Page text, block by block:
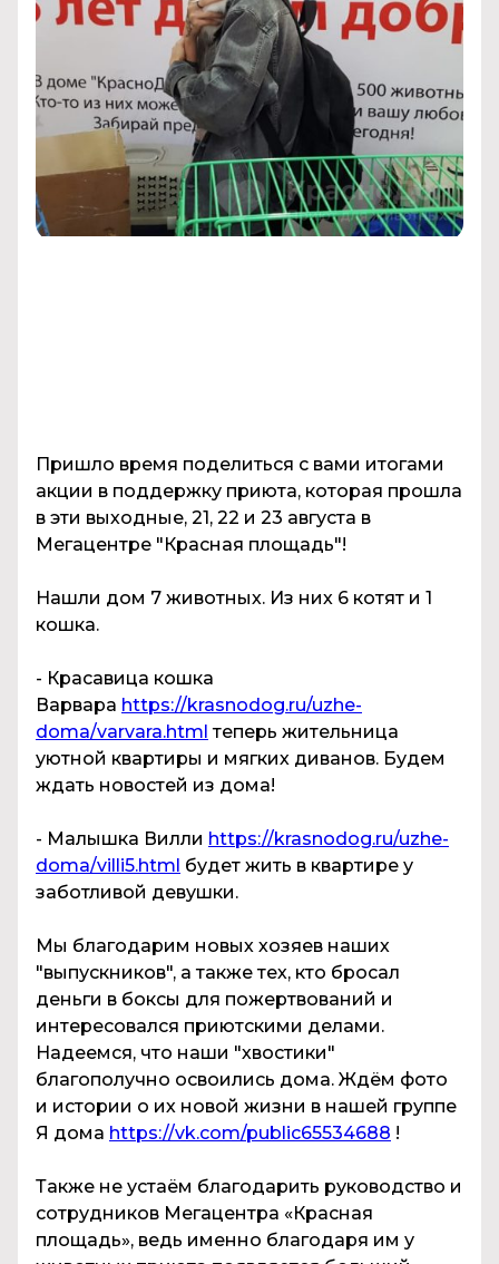
Пришло время поделиться с вами итогами
акции в поддержку приюта, которая прошла
в эти выходные, 21, 22 и 23 августа в
Мегацентре "Красная площадь"!
Нашли дом 7 животных. Из них 6 котят и 1
кошка.
- Красавица кошка
Варвара https://krasnodog.ru/uzhe-
doma/varvara.html теперь жительница
уютной квартиры и мягких диванов. Будем
ждать новостей из дома!
- Малышка Вилли https://krasnodog.ru/uzhe-
doma/villi5.html будет жить в квартире у
заботливой девушки.
Мы благодарим новых хозяев наших
"выпускников", а также тех, кто бросал
деньги в боксы для пожертвований и
интересовался приютскими делами.
Надеемся, что наши "хвостики"
благополучно освоились дома. Ждём фото
и истории о их новой жизни в нашей группе
Я дома https://vk.com/public65534688 !
Также не устаём благодарить руководство и
сотрудников Мегацентра «Красная
площадь», ведь именно благодаря им у